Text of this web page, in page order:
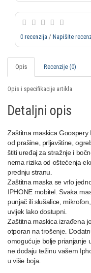
0 recenzija / Napišite
Opis Recenzije (0)
Opis i specifikacije artikla
Detaljni opis
Zaštitna maskica Goospery
od prašine, prljavštine,
štiti uređaj za stražnje i
nema rizika od oštećenja
prednju stranu.
Zaštitna maska se vrlo
IPHONE mobitel. Svaka
punjač ili slušalice,
uvijek lako dostupni.
Zaštitna maskica izrađena
otporan na trošenje.
omogućuje bolje prianjanje
ne dodaju težinu vašem
u više boja.